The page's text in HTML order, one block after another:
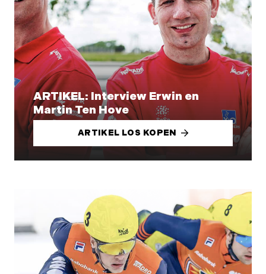
ARTIKEL: Interview Erwin en
Martin Ten Hove
ARTIKEL LOS KOPEN